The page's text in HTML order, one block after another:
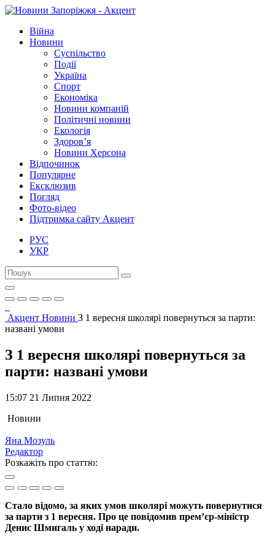
Війна
Новини
Суспільство
Події
Україна
Спорт
Економіка
Новини компаній
Політичні новини
Екологія
Здоров’я
Новини Херсона
Відпочинок
Популярне
Ексклюзив
Погляд
Фото-відео
Підтримка сайту Акцент
РУС
УКР
Акцент Новини З 1 вересня школярі повернуться за парти:
названі умови
З 1 вересня школярі повернуться за
парти: названі умови
15:07 21 Липня 2022
Новини
Яна Мозуль
Редактор
Розкажіть про статтю:
Стало відомо, за яких умов школярі можуть повернутися
за парти з 1 вересня. Про це повідомив прем’єр-міністр
Денис Шмигаль у ході наради.